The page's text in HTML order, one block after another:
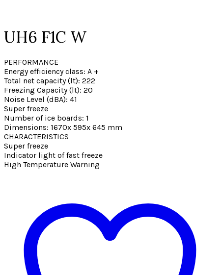
UH6 F1C W
PERFORMANCE
Energy efficiency class: A +
Total net capacity (lt): 222
Freezing Capacity (lt): 20
Noise Level (dBA): 41
Super freeze
Number of ice boards: 1
Dimensions: 1670x 595x 645 mm
CHARACTERISTICS
Super freeze
Indicator light of fast freeze
High Temperature Warning